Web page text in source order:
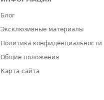
Блог
Эксклюзивные материалы
Политика конфиденциальности
Общие положения
Карта сайта